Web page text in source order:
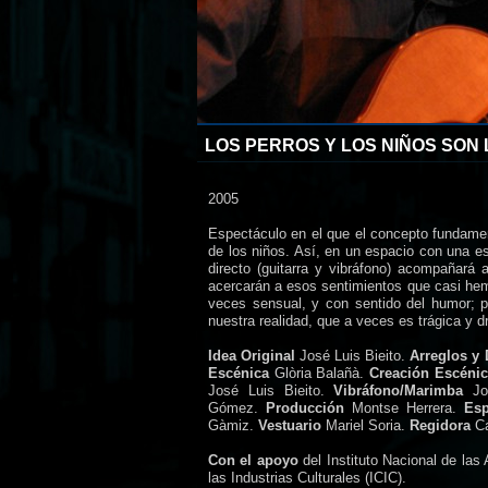
LOS PERROS Y LOS NIÑOS
2005
Espectáculo en el que el concepto
de los niños. Así, en un espacio con una
directo (guitarra y vibráfono)
acercarán a esos sentimientos que casi
veces sensual, y con sentido del humor;
nuestra realidad, que a veces es trágica y
Idea Original José Luis Bieito.Arreglos y
EscénicaGlòria Balañà.Creación
José Luis Bieito.Vibráfono/Marimba
Gómez.
Producción Montse Herrera.
Gàmiz. Vestuario Mariel Soria. Regidora
Con el apoyodel Instituto Nacional de las
las Industrias Culturales (ICIC).